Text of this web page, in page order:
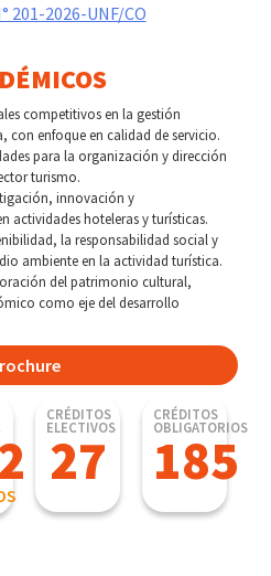
201-2026-UNF/CO
competitivos en la gestión
con enfoque en calidad de servicio.
para la organización y dirección
turismo.
innovación y
actividades hoteleras y turísticas.
la responsabilidad social y
ambiente en la actividad turística.
del patrimonio cultural,
como eje del desarrollo
CRÉDITOS
ELECTIVOS
27
CRÉDITOS
OBLIGATORIOS
185